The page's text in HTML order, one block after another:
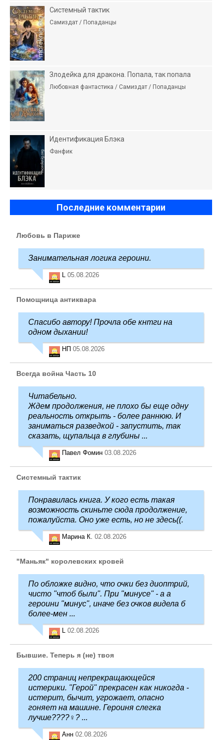
Системный тактик
Самиздат / Попаданцы
Злодейка для дракона. Попала, так попала
Любовная фантастика / Самиздат / Попаданцы
Идентификация Блэка
Фанфик
Последние комментарии
Любовь в Париже
Занимательная логика героини.
05.08.2026
Помощница антиквара
Спасибо автору! Прочла обе кнтги на
одном дыхании!
НП 05.08.2026
Всегда война Часть 10
Читабельно.
Ждем продолжения, не плохо бы еще одну
реальность открыть - более раннюю. И
заниматься разведкой - запустить, так
сказать, щупальца в глубины ...
Павел Фомин 03.08.2026
Системный тактик
Понравилась книга. У кого есть такая
возможность скиньте сюда продолжение,
пожалуйста. Оно уже есть, но не здесь((.
Марина К. 02.08.2026
"Маньяк" королевских кровей
По обложке видно, что очки без диоптрий,
чисто "чтоб были". При "минусе" - а а
героини "минус", иначе без очков видела б
более-мен ...
02.08.2026
Бывшие. Теперь я (не) твоя
200 страниц непрекращающейся
истерики. "Герой" прекрасен как никогда -
истерит, бычит, угрожает, опасно
гоняет на машине. Героиня слегка
лучше????‍♀️? ...
Анн 02.08.2026